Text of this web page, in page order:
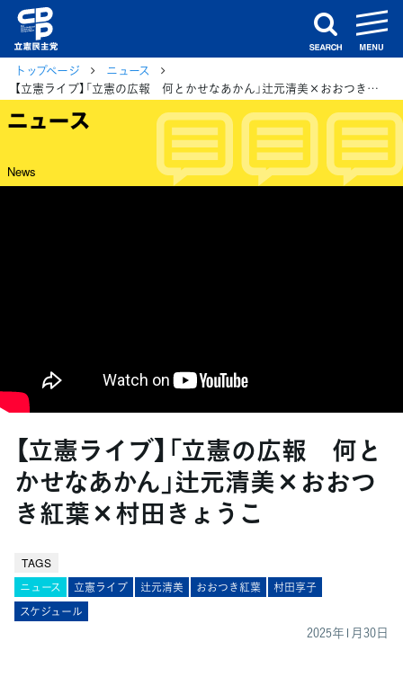
search
トップページ
ニュース
【立憲ライブ】「立憲の広報 何とかせなあかん」辻元清美×おおつき紅葉×村田きょうこ
ニュース
News
【立憲ライブ】「立憲の広報 何と
かせなあかん」辻元清美×おおつ
き紅葉×村田きょうこ
TAGS
ニュース 立憲ライブ 辻元清美 おおつき紅葉
村田享子
スケジュール
2025年1月30日